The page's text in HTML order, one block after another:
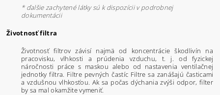
* ďalšie zachytené látky sú k dispozícii v podrobnej
dokumentácii
Životnosť filtra
Životnosť filtrov závisí najmä od koncentrácie škodlivín na
pracovisku, vlhkosti a prúdenia vzduchu, t. j. od fyzickej
náročnosti práce s maskou alebo od nastavenia ventilačnej
jednotky filtra. Filtre pevných častíc Filtre sa zanášajú časticami
a vzdušnou vlhkosťou. Ak sa počas dýchania zvýši odpor, filter
by sa mal okamžite vymeniť.